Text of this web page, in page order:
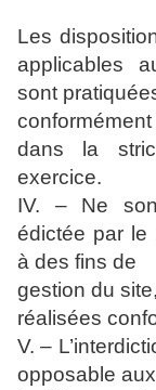
Les
applicables
sont
dans la
exercice.
IV. – Ne
édictée par le
à des fins de
gestion du
réalisées
V. –
opposable